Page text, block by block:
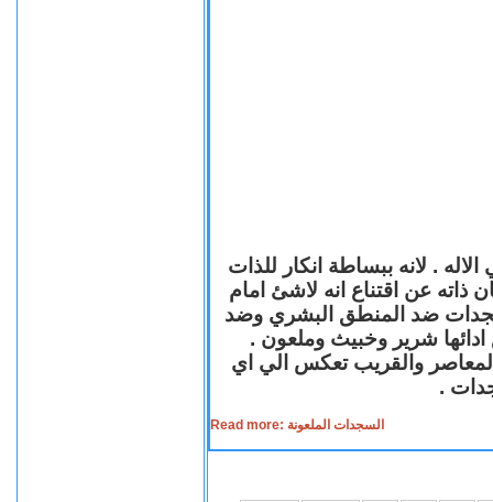
. لانه ببساطة انكار للذات
ذاته عن اقتناع انه لاشئ امام
ضد المنطق البشري وضد
ادائها شرير وخبيث وملعون .
المعاصر والقريب تعكس الي اي
.
Read more: السجدات الملعونة